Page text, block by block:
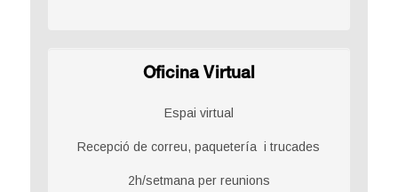
Oficina Virtual
Espai virtual
Recepció de correu, paquetería i trucades
2h/setmana per reunions